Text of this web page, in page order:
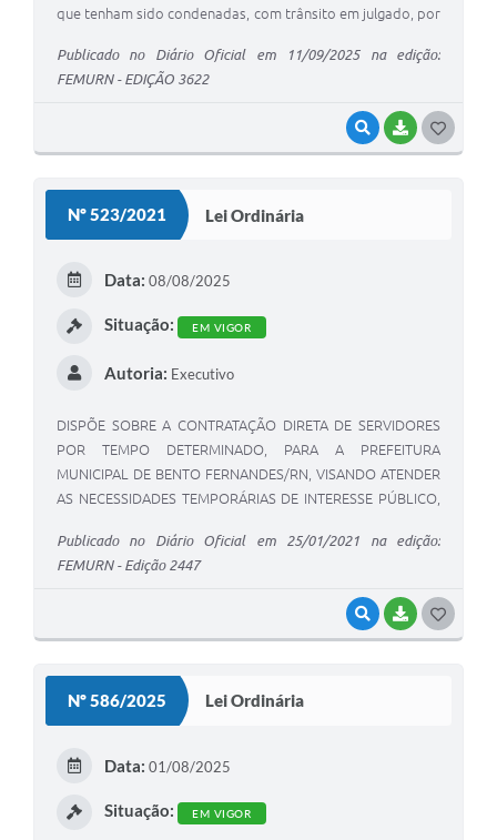
VISUALIZAR
BAIXAR
que tenham sido condenadas, com trânsito em julgado, por
familiar contra a mulher, criança, adolescente, pessoa idosa
ou pessoa com deficiência.
Publicado no Diário Oficial em 11/09/2025 na edição:
FEMURN - EDIÇÃO 3622
Nº 523/2021 Lei Ordinária
VISUALIZAR
BAIXAR
Data: 08/08/2025
Situação: EM VIGOR
Autoria: Executivo
DISPÕE SOBRE A CONTRATAÇÃO DIRETA DE SERVIDORES
POR TEMPO DETERMINADO, PARA A PREFEITURA
MUNICIPAL DE BENTO FERNANDES/RN, VISANDO ATENDER
AS NECESSIDADES TEMPORÁRIAS DE INTERESSE PÚBLICO,
FEDERAL, E DÁ OUTRAS PROVIDÊNCIAS.
Publicado no Diário Oficial em 25/01/2021 na edição:
FEMURN - Edição 2447
Nº 586/2025 Lei Ordinária
Data: 01/08/2025
Situação: EM VIGOR